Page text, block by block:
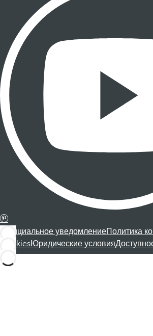
Официальное уведомлениеПолитика
CookiesЮридические условия